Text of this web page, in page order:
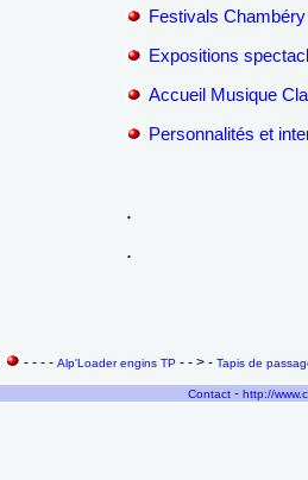
Festivals
Expositions
Accueil Musique
Personnalités et
.
.
- - - -Alp'Loader engins TP - - > -Tapis de
Contact - http://